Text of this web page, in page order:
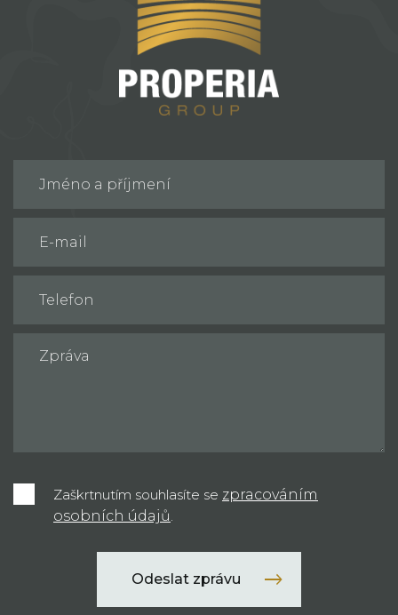
Zaškrtnutím souhlasíte se zpracováním
osobních údajů.
Odeslat zprávu